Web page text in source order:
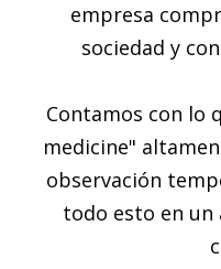
empresa
sociedad y
Contamos con lo
medicine"
observación
todo esto en un